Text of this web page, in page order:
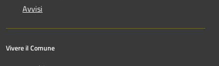
Avvisi
Vivere il Comune